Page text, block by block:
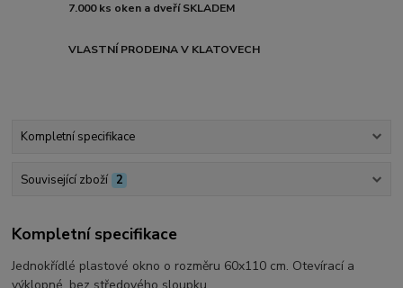
7.000 ks oken a dveří SKLADEM
VLASTNÍ PRODEJNA V KLATOVECH
Kompletní specifikace
Související zboží 2
Kompletní specifikace
Jednokřídlé plastové okno o rozměru 60x110 cm. Otevírací a